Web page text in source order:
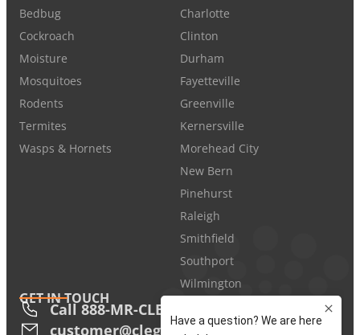
Bedbug
Cockroach
Moisture
Mosquitoes
Rodents
Termites
Wasps & Hornets
Charlotte
Clinton
Durham
Fayetteville
Greenville
Kernersville
Morehead City
New Bern
Pinehurst
Raleigh
Smithfield
Southport
Wilmington
GET IN TOUCH
Call 888-MR-CLEGG
customer@cleggs.com